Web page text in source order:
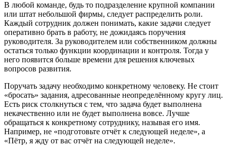
В любой команде, будь то подразделение крупной компании
или штат небольшой фирмы, следует распределить роли.
Каждый сотрудник должен понимать, какие задачи следует
оперативно брать в работу, не дожидаясь поручения
руководителя. За руководителем или собственником должны
остаться только функции координации и контроля. Тогда у
него появится больше времени для решения ключевых
вопросов развития.
Поручать задачу необходимо конкретному человеку. Не стоит
«бросать» задания, адресованные неопределённому кругу лиц.
Есть риск столкнуться с тем, что задача будет выполнена
некачественно или не будет выполнена вовсе. Лучше
обращаться к конкретному сотруднику, называя его имя.
Например, не «подготовьте отчёт к следующей неделе», а
«Пётр, я жду от вас отчёт на следующей неделе».